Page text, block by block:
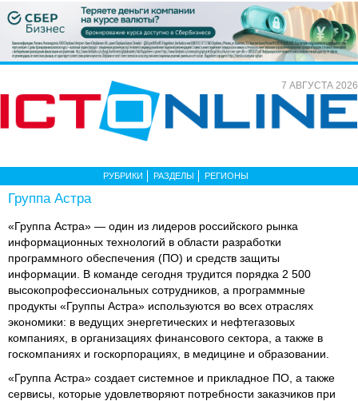
7 АВГУСТА 2026
РУБРИКИ РАЗДЕЛЫ РЕГИОНЫ
Группа Астра
«Группа Астра» — один из лидеров российского рынка
информационных технологий в области разработки
программного обеспечения (ПО) и средств защиты
информации. В команде сегодня трудится порядка 2 500
высокопрофессиональных сотрудников, а программные
продукты «Группы Астра» используются во всех отраслях
экономики: в ведущих энергетических и нефтегазовых
компаниях, в организациях финансового сектора, а также в
госкомпаниях и госкорпорациях, в медицине и образовании.
«Группа Астра» создает системное и прикладное ПО, а также
сервисы, которые удовлетворяют потребности заказчиков при